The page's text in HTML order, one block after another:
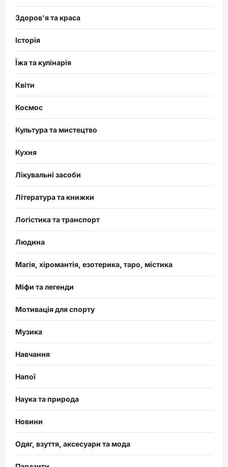
Здоров'я та краса
Історія
Їжа та кулінарія
Квіти
Космос
Культура та мистецтво
Кухня
Лікувальні засоби
Література та книжки
Логістика та транспорт
Людина
Магія, хіромантія, езотерика, таро, містика
Міфи та легенди
Мотивація для спорту
Музика
Навчання
Напої
Наука та природа
Новини
Одяг, взуття, аксесуари та мода